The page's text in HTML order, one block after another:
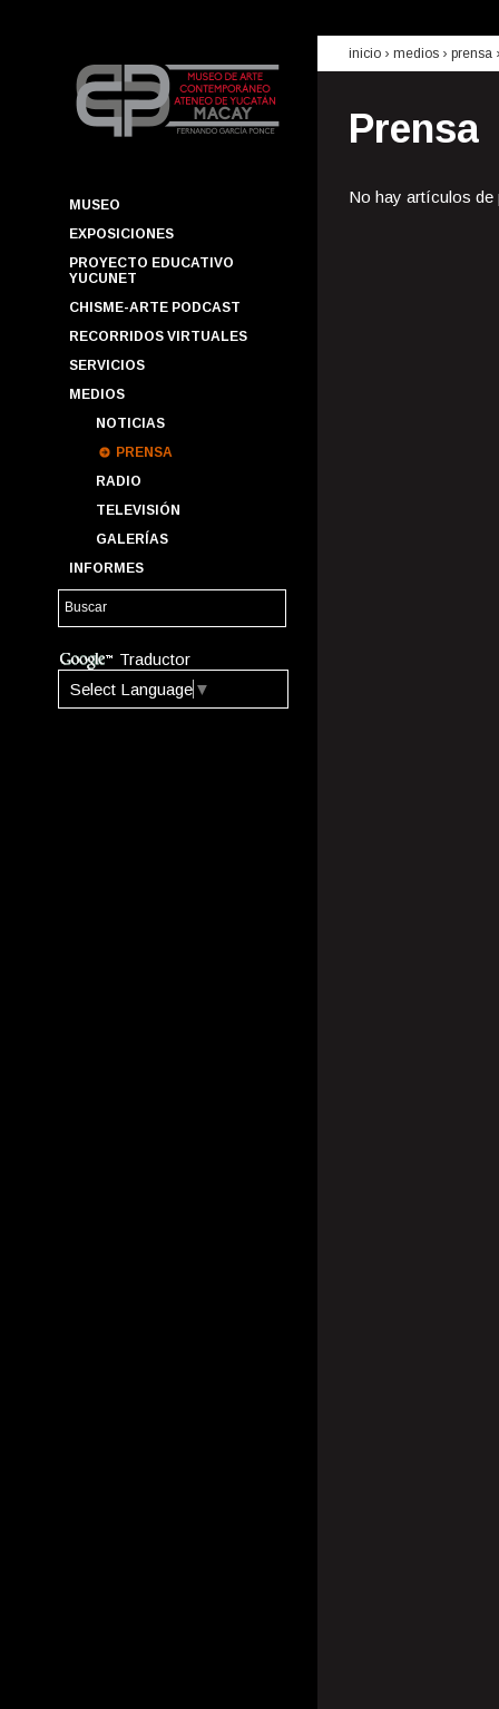
MUSEO
EXPOSICIONES
PROYECTO EDUCATIVO
YUCUNET
CHISME-ARTE PODCAST
RECORRIDOS VIRTUALES
SERVICIOS
MEDIOS
NOTICIAS
PRENSA
RADIO
TELEVISIÓN
GALERÍAS
INFORMES
Traductor
Select Language ▼
inicio › medios › prensa
Prensa
No hay artículos de